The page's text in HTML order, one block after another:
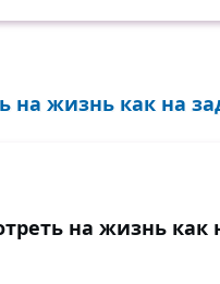
на жизнь как на
на жизнь как